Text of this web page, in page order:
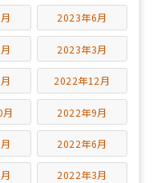
2023年6月
2023年3月
2022年12月
2022年9月
2022年6月
2022年3月